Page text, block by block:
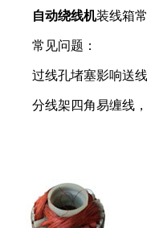
自动绕线机装线箱
常见问题：
过线孔堵塞影响送线
分线架四角易缠线，